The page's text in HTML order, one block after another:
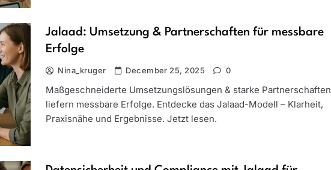
Jalaad: Umsetzung & Partnerschaften für messbare
Erfolge
Nina_kruger December 25, 2025 0
Maßgeschneiderte Umsetzungslösungen & starke Partnerschaften
liefern messbare Erfolge. Entdecke das Jalaad-Modell – Klarheit,
Praxisnähe und Ergebnisse. Jetzt lesen.